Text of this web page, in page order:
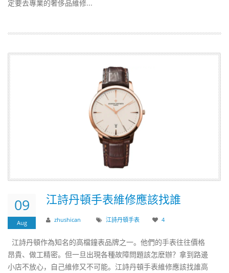
定要去專業的奢侈品維修...
09
Aug
​江詩丹頓手表維修應該找誰
zhushican ​江詩丹頓手表 4
江詩丹頓作為知名的高檔鐘表品牌之一。他們的手表往往價格
昂貴、做工精密。但一旦出現各種故障問題該怎麽辦？拿到路邊
小店不放心，自己維修又不可能。江詩丹頓手表維修應該找誰高